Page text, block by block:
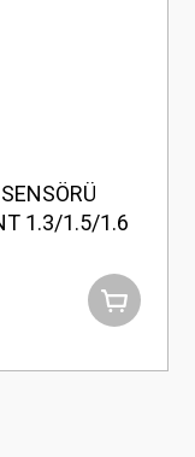
1.3/1.5/1.6